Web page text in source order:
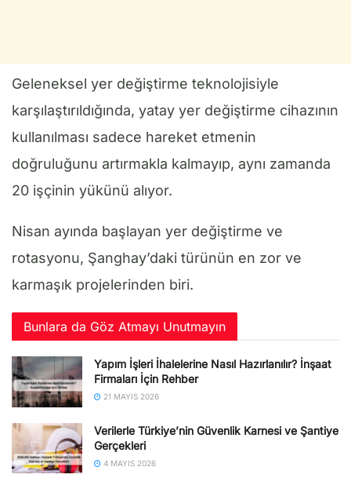
Geleneksel yer değiştirme teknolojisiyle
karşılaştırıldığında, yatay yer değiştirme cihazının
kullanılması sadece hareket etmenin
doğruluğunu artırmakla kalmayıp, aynı zamanda
20 işçinin yükünü alıyor.
Nisan ayında başlayan yer değiştirme ve
rotasyonu, Şanghay’daki türünün en zor ve
karmaşık projelerinden biri.
Bunlara da Göz Atmayı Unutmayın
Yapım İşleri İhalelerine Nasıl Hazırlanılır? İnşaat
Firmaları İçin Rehber
21 MAYIS 2026
Verilerle Türkiye’nin Güvenlik Karnesi ve Şantiye
Gerçekleri
4 MAYIS 2026